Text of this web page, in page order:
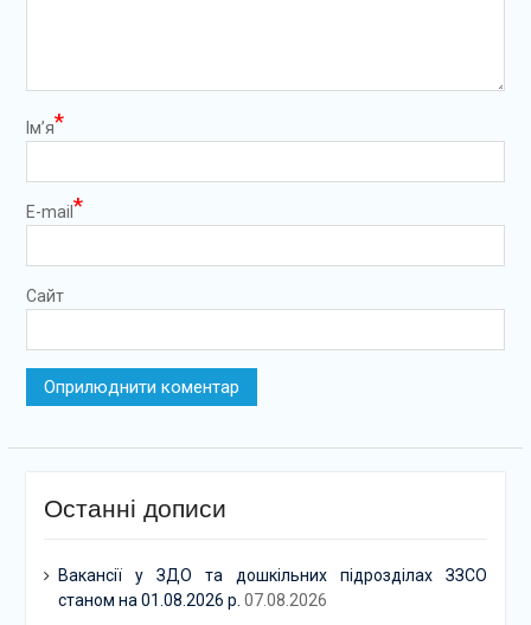
Ім’я*
E-mail*
Сайт
Останні дописи
Вакансії у ЗДО та дошкільних підрозділах ЗЗСО
станом на 01.08.2026 р. 07.08.2026